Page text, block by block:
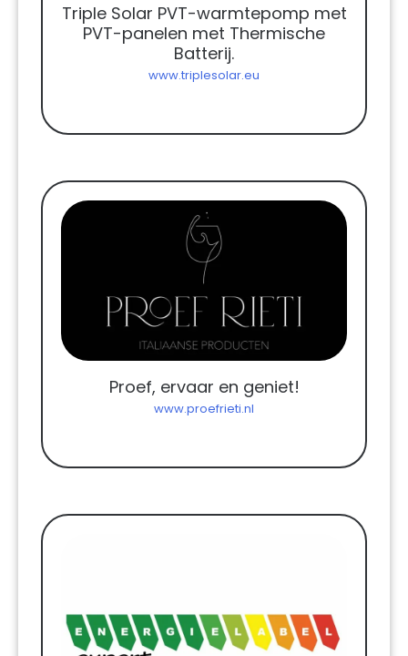
Triple Solar PVT-warmtepomp met
PVT-panelen met Thermische
Batterij.
www.triplesolar.eu
Proef, ervaar en geniet!
www.proefrieti.nl